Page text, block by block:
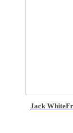
Jack White